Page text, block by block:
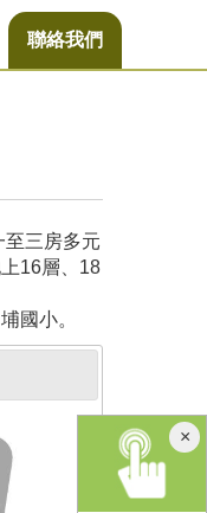
聯絡我們
三房多元
16層、18
國小。
×關
閉